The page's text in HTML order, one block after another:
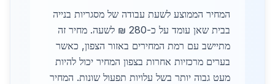
המחיר הממוצע לשעת עבודה של מסגריות בנייה
בבית שאן עומד על כ-280 ₪ לשעה. מחיר זה
מתיישב עם רמת המחירים באזור הצפון, כאשר
בערים מרכזיות אחרות בצפון המחיר יכול להיות
מעט גבוה יותר בשל עלויות תפעול שונות. המחיר